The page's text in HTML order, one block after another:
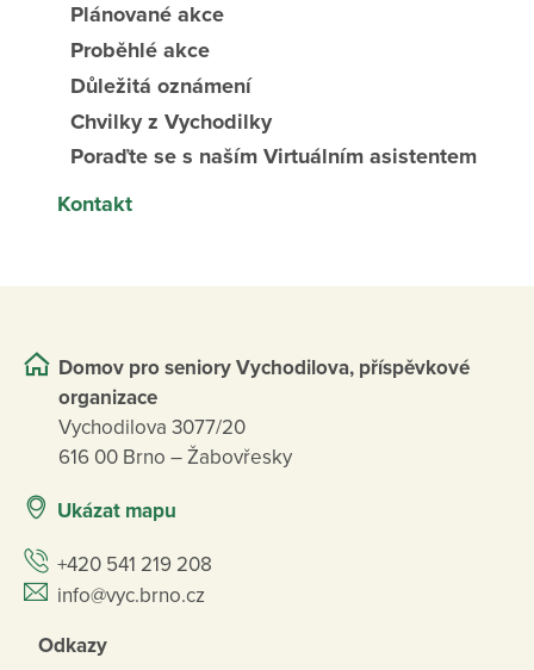
Plánované akce
Proběhlé akce
Důležitá oznámení
Chvilky z Vychodilky
Poraďte se s naším Virtuálním asistentem
Kontakt
Domov pro seniory Vychodilova, příspěvkové
organizace
Vychodilova 3077/20
616 00 Brno – Žabovřesky
Ukázat mapu
+420 541 219 208
info@vyc.brno.cz
Odkazy